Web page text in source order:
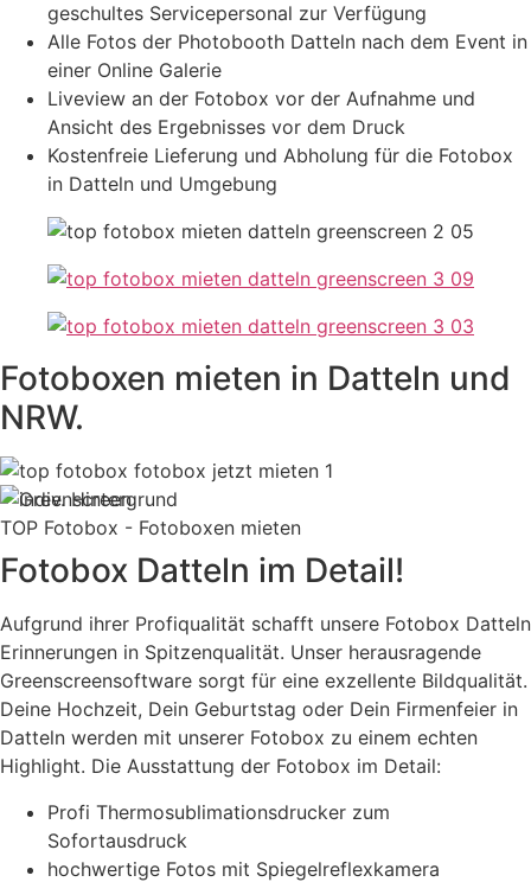
geschultes Servicepersonal zur Verfügung
Alle Fotos der Photobooth Datteln nach dem Event in
einer Online Galerie
Liveview an der Fotobox vor der Aufnahme und
Ansicht des Ergebnisses vor dem Druck
Kostenfreie Lieferung und Abholung für die Fotobox
in Datteln und Umgebung
Fotoboxen mieten in Datteln und
NRW.
TOP Fotobox - Fotoboxen mieten
Fotobox Datteln im Detail!
Aufgrund ihrer Profiqualität schafft unsere Fotobox Datteln
Erinnerungen in Spitzenqualität. Unser herausragende
Greenscreensoftware sorgt für eine exzellente Bildqualität.
Deine Hochzeit, Dein Geburtstag oder Dein Firmenfeier in
Datteln werden mit unserer Fotobox zu einem echten
Highlight. Die Ausstattung der Fotobox im Detail:
Profi Thermosublimationsdrucker zum
Sofortausdruck
hochwertige Fotos mit Spiegelreflexkamera